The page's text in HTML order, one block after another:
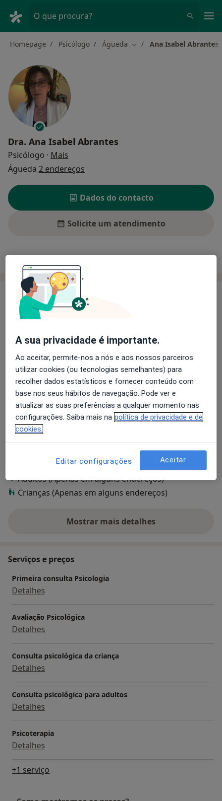
O que procura?
Homepage Psicólogo Águeda Mudar de cidade
Ana Isabel Abrantes
Dra. Ana Isabel Abrantes
Psicólogo · Mais
Águeda 2 endereços
Dados do contacto
Solicite um atendimento
Experiência Preços Consultórios Opiniões
Experiência
Licenciatura em Psicologia, área Clinica- FPCE
Clínica do Desenvolvimento- FPCEUC;
Pós-graduação em Psicoterapia Psicodinâmica,
Faculdade de Medicina da Universidade do Porto
Membro da Sociedade de Portuguesa de Psicologia
Clínica
Orientadora de estágios da Ordem dos Psicólogos.
maisSobre mim
Principais doenças tratadas
Transtornos Da Ansiedade
Pacientes que trato
Adultos (Apenas em alguns endereços)
Crianças (Apenas em alguns endereços)
Mostrar mais detalhes
sobre a experiência
Serviços e preços
Primeira consulta Psicologia
Detalhes
Avaliação Psicológica
Detalhes
Consulta psicológica da criança
Detalhes
Consulta psicológica para adultos
Detalhes
Psicoterapia
Detalhes
+1 serviço
A sua privacidade é importante.
Ao aceitar, permite-nos a nós e aos nossos parceiros
utilizar cookies (ou tecnologias semelhantes) para
recolher dados estatísticos e fornecer conteúdo com
base nos seus hábitos de navegação. Pode ver e
atualizar as suas preferências a qualquer momento nas
configurações. Saiba mais na política de privacidade e de
cookies.
Editar configurações Aceitar